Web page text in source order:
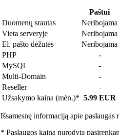
Paštui
Duomenų srautas
Neribojama
Vieta serveryje
Neribojama
El. pašto dėžutės
Neribojama
PHP
-
MySQL
-
Multi-Domain
-
Reseller
-
Užsakymo kaina (mėn.)* 5.99 EUR
Išsamesnę informaciją apie paslaugas
* Paslaugos kaina nurodyta